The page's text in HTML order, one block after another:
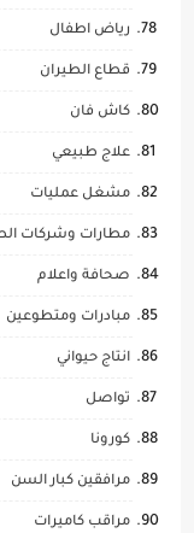
رياض اطفال
قطاع الطيران
كاش فان
علاج طبيعي
مشغل عمليات
مطارات وشركات
صحافة واعلام
مبادرات ومتطوعين
انتاج حيواني
تواصل
كورونا
مرافقين كبار السن
مراقب كاميرات